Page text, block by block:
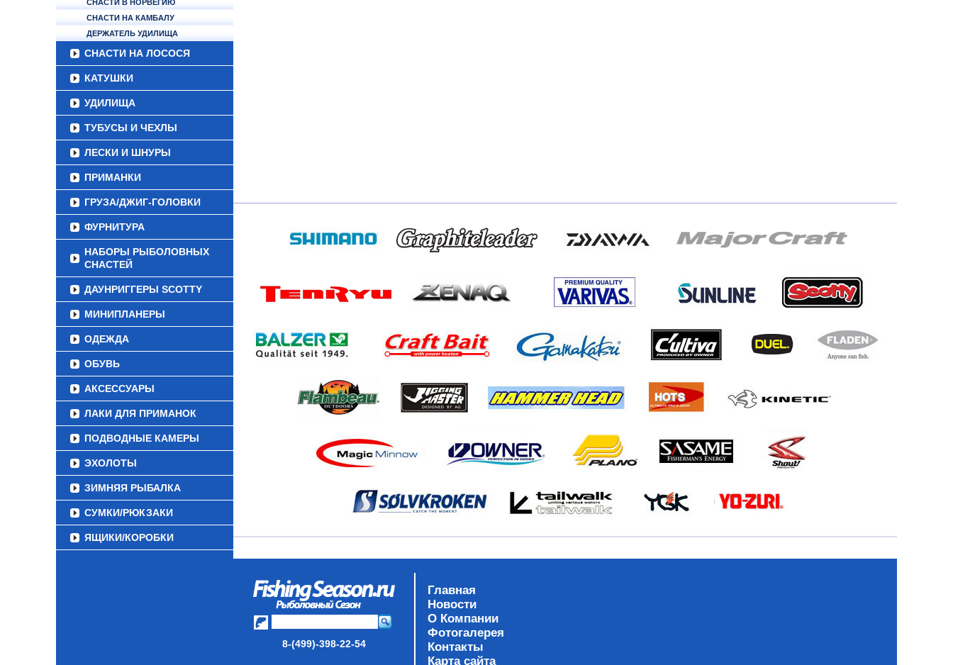
СНАСТИ В НОРВЕГИЮ
СНАСТИ НА КАМБАЛУ
ДЕРЖАТЕЛЬ УДИЛИЩА
СНАСТИ НА ЛОСОСЯ
КАТУШКИ
УДИЛИЩА
ТУБУСЫ И ЧЕХЛЫ
ЛЕСКИ И ШНУРЫ
ПРИМАНКИ
ГРУЗА/ДЖИГ-ГОЛОВКИ
ФУРНИТУРА
НАБОРЫ РЫБОЛОВНЫХ
СНАСТЕЙ
ДАУНРИГГЕРЫ SCOTTY
МИНИПЛАНЕРЫ
ОДЕЖДА
ОБУВЬ
АКСЕССУАРЫ
ЛАКИ ДЛЯ ПРИМАНОК
ПОДВОДНЫЕ КАМЕРЫ
ЭХОЛОТЫ
ЗИМНЯЯ РЫБАЛКА
СУМКИ/РЮКЗАКИ
ЯЩИКИ/КОРОБКИ
8-(499)-398-22-54
Главная
Новости
О Компании
Фотогалерея
Контакты
Карта сайта